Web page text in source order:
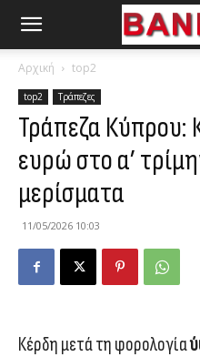
Αρχική top2
top2 Τράπεζες
Τράπεζα Κύπρου:
ευρώ στο α’
μερίσματα
11/05/2026 10:03
Κέρδη μετά τη φορολογία